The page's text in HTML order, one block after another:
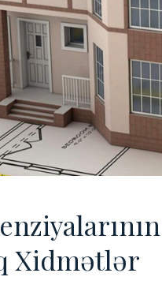
Xidmətlər